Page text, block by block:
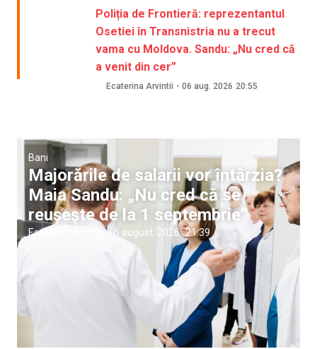
Poliția de Frontieră: reprezentantul
Osetiei în Transnistria nu a trecut
vama cu Moldova. Sandu: „Nu cred că
a venit din cer”
Ecaterina Arvintii - 06 aug. 2026 20:55
Bani
Majorările de salarii vor întârzia?
Maia Sandu: „Nu cred că se
reușește de la 1 septembrie”
Ecaterina Arvintii 6 august, 2026 21:39